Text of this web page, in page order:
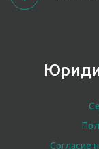
Согласие